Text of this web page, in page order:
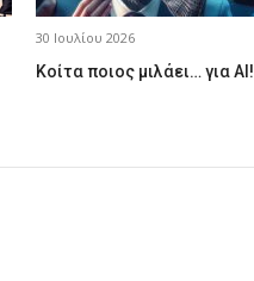
30 Ιουλίου 2026
Κοίτα ποιος μιλάει… για AI!